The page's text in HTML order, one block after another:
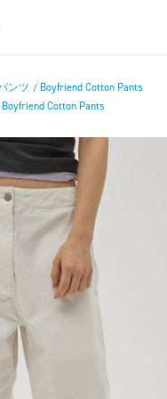
ンツ / Boyfriend Cotton Pants
Boyfriend Cotton Pants